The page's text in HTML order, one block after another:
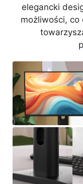
elegancki
możliwości, co